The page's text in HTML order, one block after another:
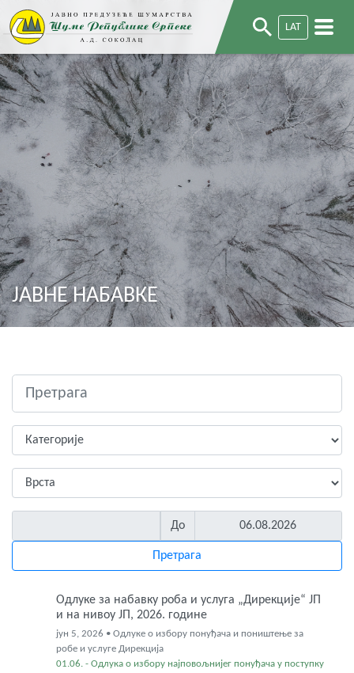
LAT
ЈАВНЕ НАБАВКЕ
До
Одлуке за набавку роба и услуга „Дирекције“ ЈП
и на нивоу ЈП, 2026. године
јун 5, 2026 • Одлуке о избору понуђача и поништење за
робе и услуге Дирекција
01.06. - Одлука о избору најповољнијег понуђача у поступку